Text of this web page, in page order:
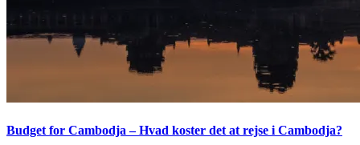
Budget for Cambodja – Hvad koster det at rejse i Cambodja?